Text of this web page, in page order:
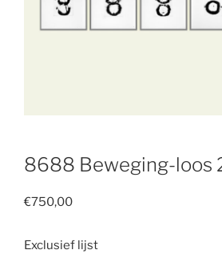
8688 Beweging-loos
€750,00
Exclusief lijst